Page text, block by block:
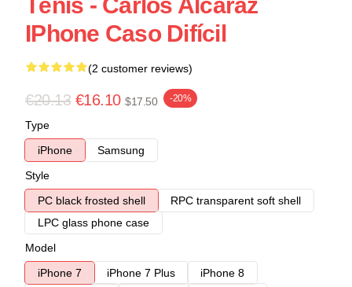
IPhone Caso Difícil
(2 customer reviews)
€20.13 €16.10 $17.50 -20%
Type
iPhone
Samsung
Style
PC black frosted shell
RPC transparent soft shell
LPC glass phone case
Model
iPhone 7
iPhone 7 Plus
iPhone 8